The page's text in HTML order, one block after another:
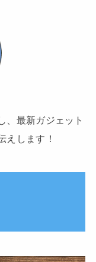
、最新ガジェット
えします！